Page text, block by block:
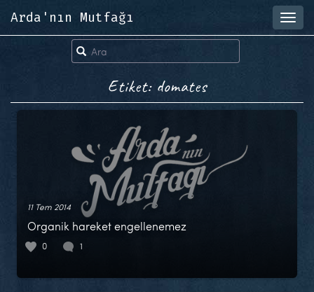
Arda'nın Mutfağı
Etiket: domates
11 Tem 2014
Organik hareket engellenemez
0 1